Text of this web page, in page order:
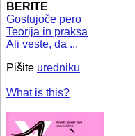
BERITE
Gostujoče pero
Teorija in praksa
Ali veste, da ...
Pišite uredniku
What is this?